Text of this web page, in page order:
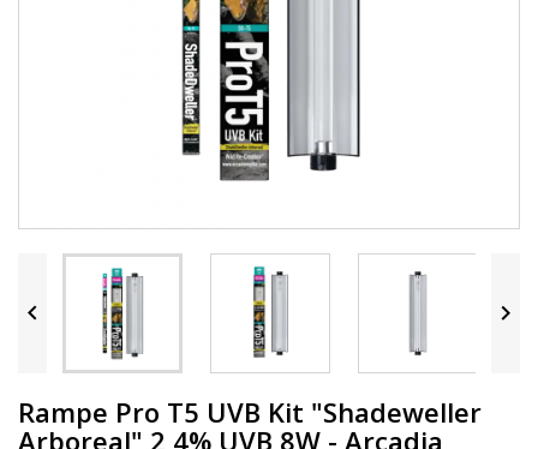
 
Rampe Pro T5 UVB Kit "Shadeweller
Arboreal" 2,4% UVB 8W - Arcadia